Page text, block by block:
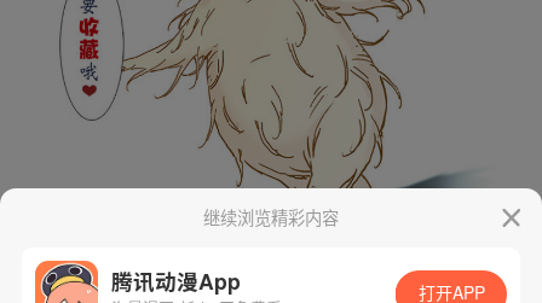
继续浏览精彩内容
腾讯动漫App 打开APP